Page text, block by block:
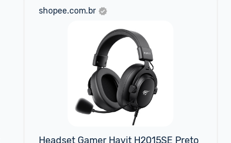
shopee.com.br
Headset Gamer Havit H2015SE Preto